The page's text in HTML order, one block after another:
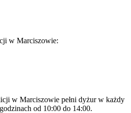
w Marciszowie:
w Marciszowie pełni dyżur w każdy
od 10:00 do 14:00.